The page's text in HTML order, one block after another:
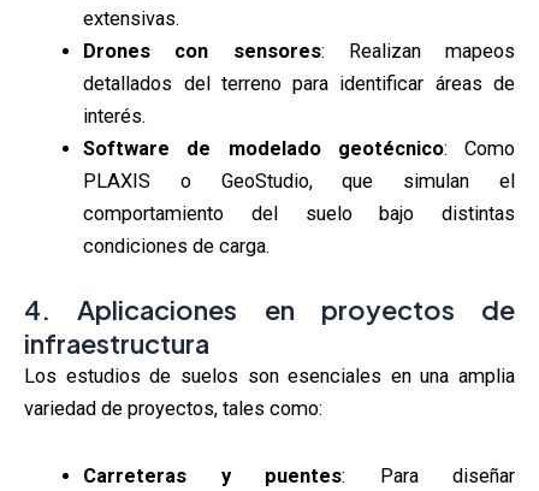
extensivas.
Drones con sensores: Realizan mapeos
detallados del terreno para identificar áreas de
interés.
Software de modelado geotécnico: Como
PLAXIS o GeoStudio, que simulan el
comportamiento del suelo bajo distintas
condiciones de carga.
4. Aplicaciones en proyectos de
infraestructura
Los estudios de suelos son esenciales en una amplia
variedad de proyectos, tales como:
Carreteras y puentes: Para diseñar